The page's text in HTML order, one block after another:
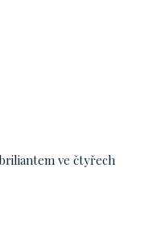
ve čtyřech